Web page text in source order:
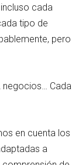
cada
tipo de
pero
negocios… Cada
en cuenta los
a